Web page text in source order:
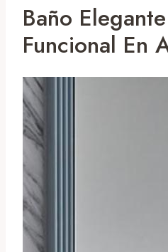
Baño
Funcional En